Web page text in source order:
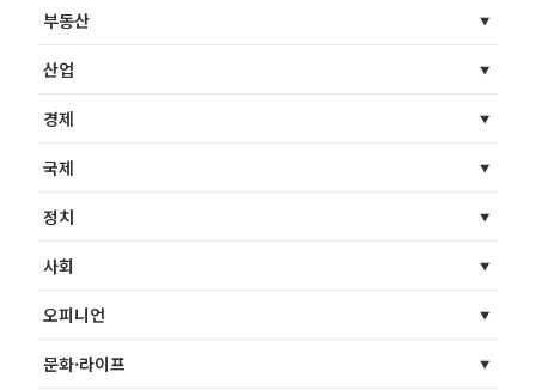
부동산
산업
경제
국제
정치
사회
오피니언
문화·라이프